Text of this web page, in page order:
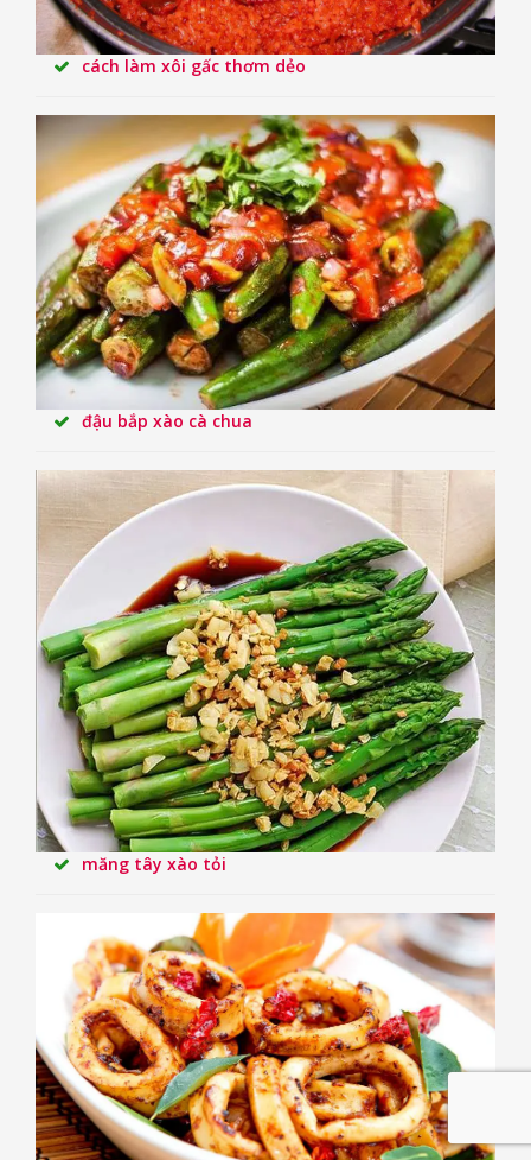
cách làm xôi gấc thơm dẻo
đậu bắp xào cà chua
măng tây xào tỏi